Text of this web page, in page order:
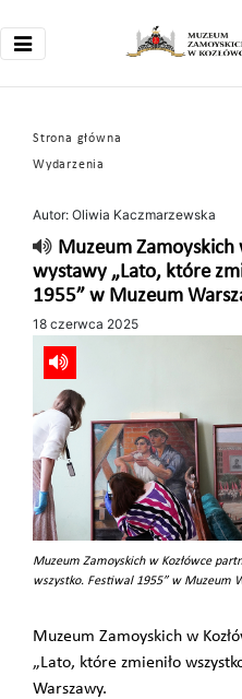
Strona główna
Wydarzenia
Autor: Oliwia Kaczmarzewska
Muzeum Zamoyskich
wystawy „Lato, które
1955” w Muzeum
18 czerwca 2025
Muzeum Zamoyskich w Kozłówce
wszystko. Festiwal 1955” w Muzeum
Muzeum Zamoyskich w
„Lato, które zmieniło
Warszawy.